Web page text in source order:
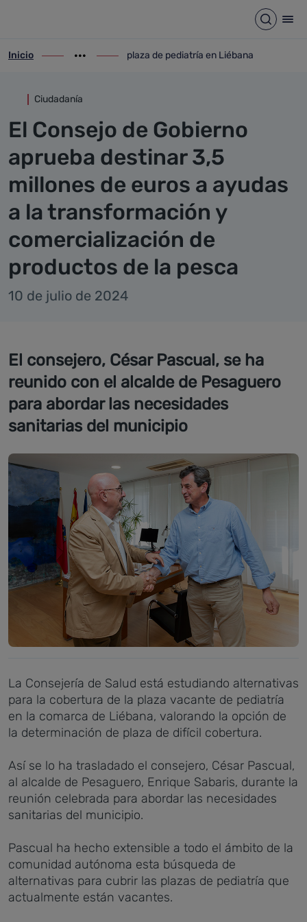
Abrir
ir-a inicio
Inicio
Mostrar opciones del camino de migas
ir-a plaza de pediatría en Liébana
plaza de pediatría en Liébana
Ciudadanía
El Consejo de Gobierno
aprueba destinar 3,5
millones de euros a ayudas
a la transformación y
comercialización de
productos de la pesca
10 de julio de 2024
El consejero, César Pascual, se ha
reunido con el alcalde de Pesaguero
para abordar las necesidades
sanitarias del municipio
La Consejería de Salud está estudiando alternativas
para la cobertura de la plaza vacante de pediatría
en la comarca de Liébana, valorando la opción de
la determinación de plaza de difícil cobertura.
Así se lo ha trasladado el consejero, César Pascual,
al alcalde de Pesaguero, Enrique Sabaris, durante la
reunión celebrada para abordar las necesidades
sanitarias del municipio.
Pascual ha hecho extensible a todo el ámbito de la
comunidad autónoma esta búsqueda de
alternativas para cubrir las plazas de pediatría que
actualmente están vacantes.